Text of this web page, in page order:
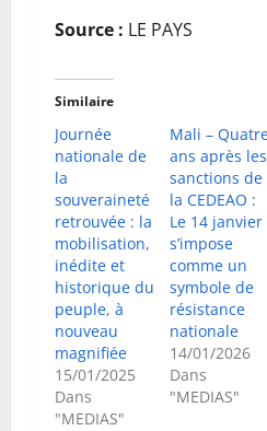
Source : LE PAYS
Similaire
Journée
nationale de
la
souveraineté
retrouvée : la
mobilisation,
inédite et
historique du
peuple, à
nouveau
magnifiée
15/01/2025
Dans
"MEDIAS"
Mali –
ans après les
sanctions de
la CEDEAO :
Le 14 janvier
s’impose
comme un
symbole de
résistance
nationale
14/01/2026
Dans
"MEDIAS"